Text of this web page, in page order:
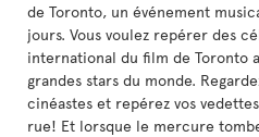
de Toronto, un événement
jours. Vous voulez repérer des
international du film de Toronto
grandes stars du monde.
cinéastes et repérez vos
rue! Et lorsque le mercure